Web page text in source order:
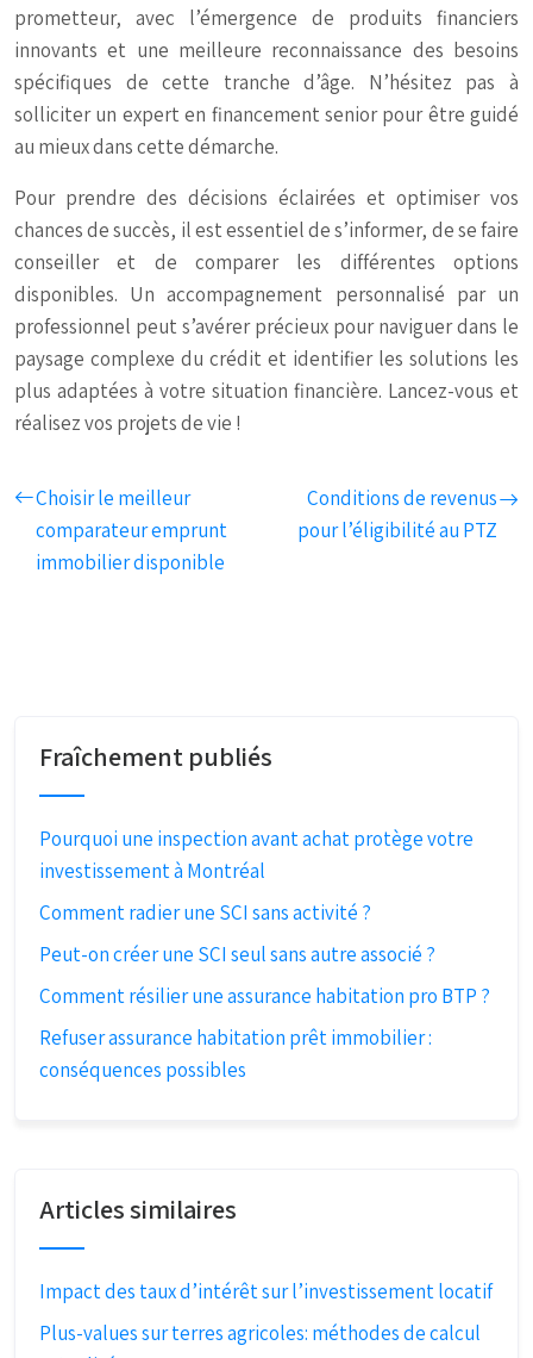
prometteur, avec l’émergence de produits financiers
innovants et une meilleure reconnaissance des besoins
spécifiques de cette tranche d’âge. N’hésitez pas à
solliciter un expert en financement senior pour être guidé
au mieux dans cette démarche.
Pour prendre des décisions éclairées et optimiser vos
chances de succès, il est essentiel de s’informer, de se faire
conseiller et de comparer les différentes options
disponibles. Un accompagnement personnalisé par un
professionnel peut s’avérer précieux pour naviguer dans le
paysage complexe du crédit et identifier les solutions les
plus adaptées à votre situation financière. Lancez-vous et
réalisez vos projets de vie !
Choisir le meilleur
comparateur emprunt
immobilier disponible
Conditions de revenus
pour l’éligibilité au PTZ
Fraîchement publiés
Pourquoi une inspection avant achat protège votre
investissement à Montréal
Comment radier une SCI sans activité ?
Peut-on créer une SCI seul sans autre associé ?
Comment résilier une assurance habitation pro BTP ?
Refuser assurance habitation prêt immobilier :
conséquences possibles
Articles similaires
Impact des taux d’intérêt sur l’investissement locatif
Plus-values sur terres agricoles: méthodes de calcul